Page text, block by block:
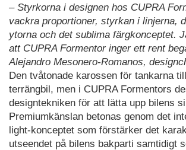
– Styrkorna i designen hos CUPRA
vackra proportioner, styrkan i linjerna,
ytorna och det sublima färgkonceptet.
att CUPRA Formentor inger ett rent
Alejandro Mesonero-Romanos,
Den tvåtonade karossen för tankarna
terrängbil, men i CUPRA Formentors
designtekniken för att lätta upp bilens
Premiumkänslan betonas genom det
light-konceptet som förstärker det
utseendet på bilens bakparti samtidigt